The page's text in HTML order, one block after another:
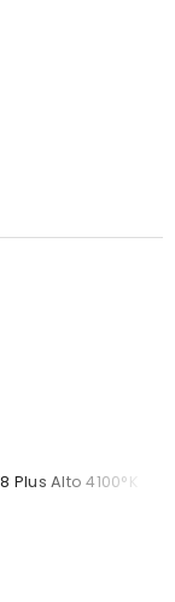
Alto 4100°K